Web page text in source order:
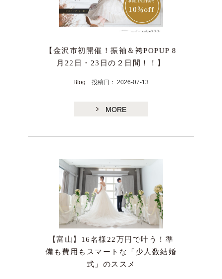
【金沢市初開催！振袖＆袴POPUP 8
月22日・23日の２日間！！】
Blog 投稿日： 2026-07-13
MORE
【富山】16名様22万円で叶う！準
備も費用もスマートな「少人数結婚
式」のススメ